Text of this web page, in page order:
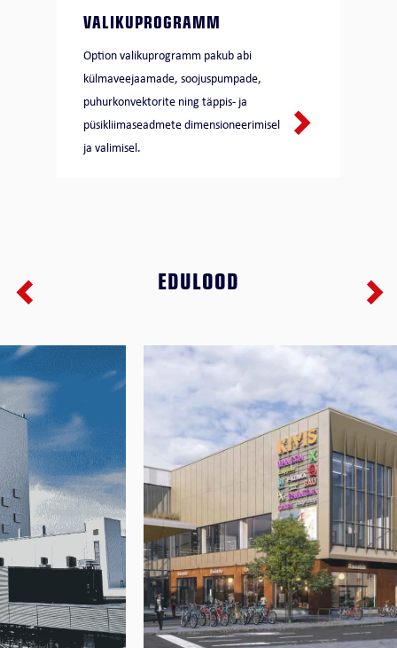
VALIKUPROGRAMM
Option valikuprogramm pakub abi
külmaveejaamade, soojuspumpade,
puhurkonvektorite ning täppis- ja
püsikliimaseadmete dimensioneerimisel
ja valimisel.
EDULOOD